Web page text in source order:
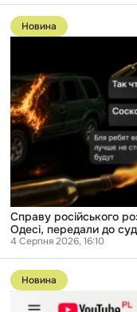
Перейти
до
публікації
розвідника,
який
вербував
підлітків
Одесі,
передали
до
Новина
Справу російського
Одесі, передали до
4 Серпня 2026, 16:10
Перейти
до
публікації
«ОУН
Новина